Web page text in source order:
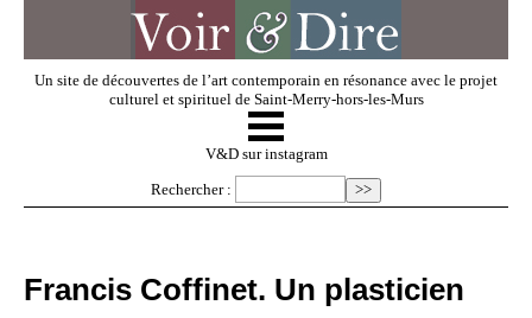
Un site de découvertes de l’art contemporain en résonance avec le projet
culturel et spirituel de Saint-Merry-hors-les-Murs
V & D
Exposer
☰
V&D sur instagram
Rechercher :
Francis Coffinet. Un plasticien